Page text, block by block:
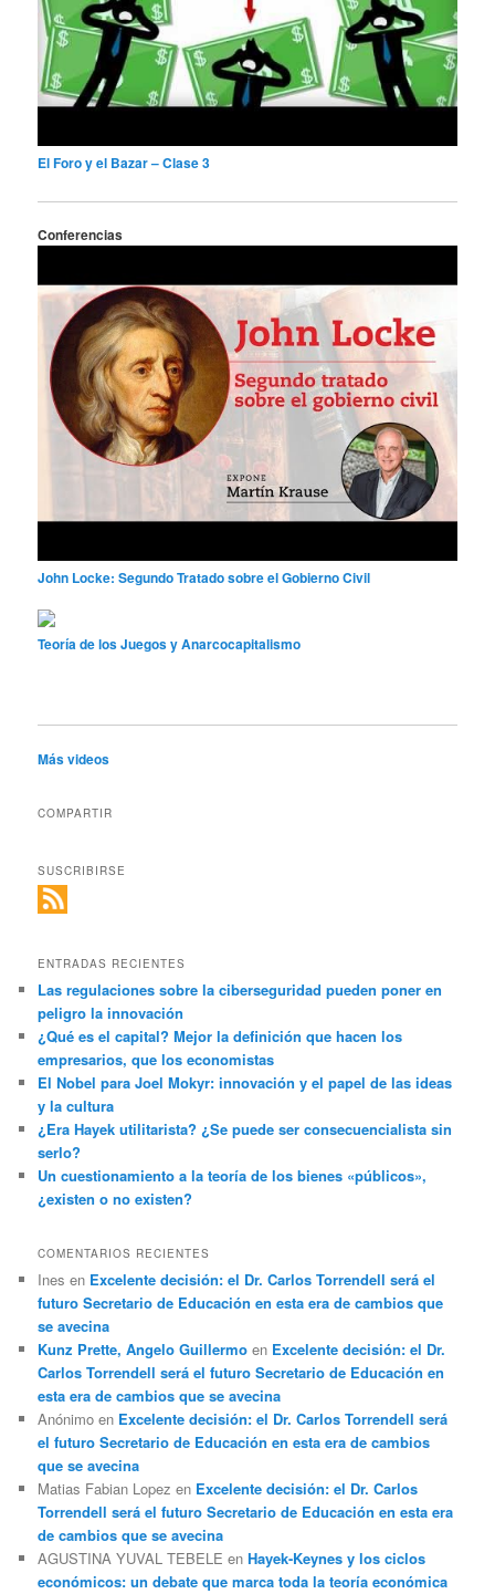
El Foro y el Bazar – Clase 3
Conferencias
John Locke: Segundo Tratado sobre el Gobierno Civil
Teoría de los Juegos y Anarcocapitalismo
Más videos
COMPARTIR
SUSCRIBIRSE
ENTRADAS RECIENTES
Las regulaciones sobre la ciberseguridad pueden poner en
peligro la innovación
¿Qué es el capital? Mejor la definición que hacen los
empresarios, que los economistas
El Nobel para Joel Mokyr: innovación y el papel de las ideas
y la cultura
¿Era Hayek utilitarista? ¿Se puede ser consecuencialista sin
serlo?
Un cuestionamiento a la teoría de los bienes «públicos»,
¿existen o no existen?
COMENTARIOS RECIENTES
Ines en Excelente decisión: el Dr. Carlos Torrendell será el
futuro Secretario de Educación en esta era de cambios que
se avecina
Kunz Prette, Angelo Guillermo en Excelente decisión: el Dr.
Carlos Torrendell será el futuro Secretario de Educación en
esta era de cambios que se avecina
Anónimo en Excelente decisión: el Dr. Carlos Torrendell será
el futuro Secretario de Educación en esta era de cambios
que se avecina
Matias Fabian Lopez en Excelente decisión: el Dr. Carlos
Torrendell será el futuro Secretario de Educación en esta era
de cambios que se avecina
AGUSTINA YUVAL TEBELE enHayek-Keynes y los ciclos
económicos: un debate que marca toda la teoría económica